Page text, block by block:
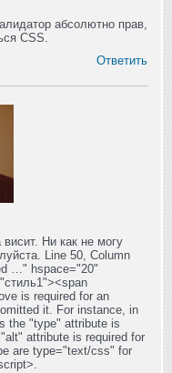
абсолютно прав,
CSS.
Ответить
Ни как не могу
Line 50, Column
…" hspace="20"
is required for an
it. For instance, in
the "type" attribute is
attribute is required for
are type="text/css" for